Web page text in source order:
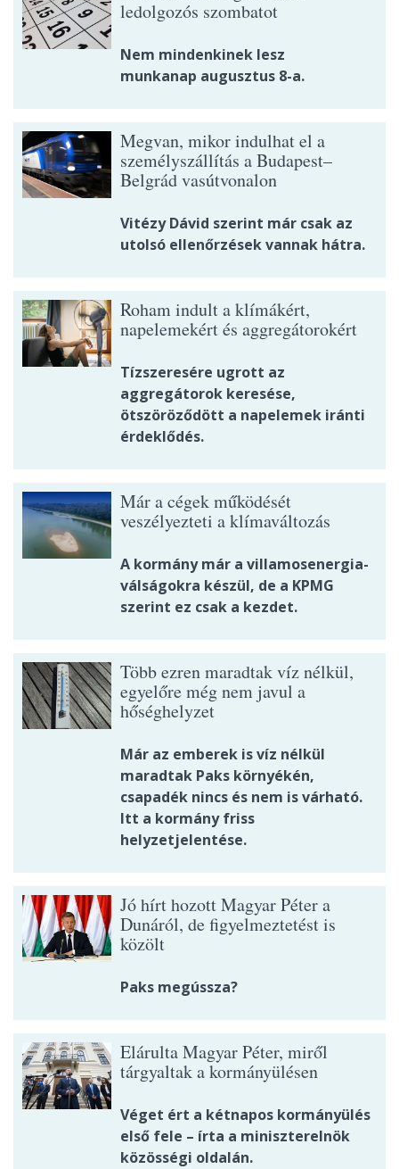
ledolgozós szombatot
Nem mindenkinek lesz
munkanap augusztus 8-a.
Megvan, mikor indulhat el a
személyszállítás a Budapest–
Belgrád vasútvonalon
Vitézy Dávid szerint már csak az
utolsó ellenőrzések vannak hátra.
Roham indult a klímákért,
napelemekért és aggregátorokért
Tízszeresére ugrott az
aggregátorok keresése,
ötszöröződött a napelemek iránti
érdeklődés.
Már a cégek működését
veszélyezteti a klímaváltozás
A kormány már a villamosenergia-
válságokra készül, de a KPMG
szerint ez csak a kezdet.
Több ezren maradtak víz nélkül,
egyelőre még nem javul a
hőséghelyzet
Már az emberek is víz nélkül
maradtak Paks környékén,
csapadék nincs és nem is várható.
Itt a kormány friss
helyzetjelentése.
Jó hírt hozott Magyar Péter a
Dunáról, de figyelmeztetést is
közölt
Paks megússza?
Elárulta Magyar Péter, miről
tárgyaltak a kormányülésen
Véget ért a kétnapos kormányülés
első fele – írta a miniszterelnök
közösségi oldalán.